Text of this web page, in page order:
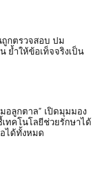
กตรวจสอบ ปม
ย้ำให้ข้อเท็จจริงเป็น
อลูกตาล” เปิดมุมมอง
ทคโนโลยีช่วยรักษาได้
ได้ทั้งหมด